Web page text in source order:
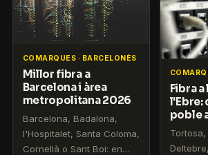
ràpida i el preu sense
sorpreses.
càlcul.
COMARQUES · BARCELONÈS
Millor fibra a
Barcelona i àrea
metropolitana 2026
Barcelona, Badalona,
l'Hospitalet, Santa Coloma,
Cornellà o Sant Boi: en
Fibra
l'Ebre:
poble